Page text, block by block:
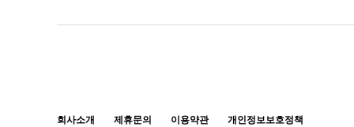
회사소개 제휴문의 이용약관 개인정보보호정책